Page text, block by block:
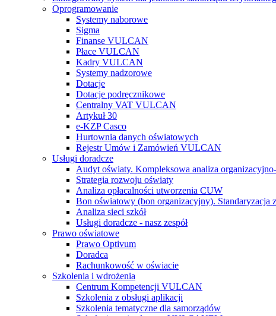
Oprogramowanie
Systemy naborowe
Sigma
Finanse VULCAN
Płace VULCAN
Kadry VULCAN
Systemy nadzorowe
Dotacje
Dotacje podręcznikowe
Centralny VAT VULCAN
Artykuł 30
e-KZP Casco
Hurtownia danych oświatowych
Rejestr Umów i Zamówień VULCAN
Usługi doradcze
Audyt oświaty. Kompleksowa analiza
Strategia rozwoju oświaty
Analiza opłacalności utworzenia CUW
Bon oświatowy (bon organizacyjny). Standaryzacja
Analiza sieci szkół
Usługi doradcze - nasz zespół
Prawo oświatowe
Prawo Optivum
Doradca
Rachunkowość w oświacie
Szkolenia i wdrożenia
Centrum Kompetencji VULCAN
Szkolenia z obsługi aplikacji
Szkolenia tematyczne dla samorządów